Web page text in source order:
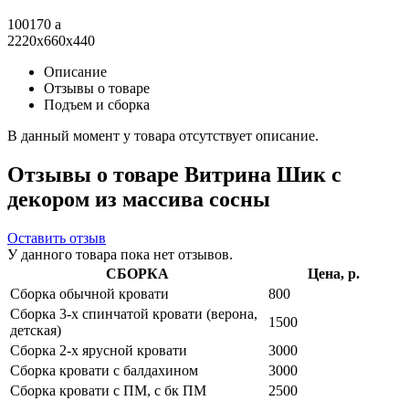
100170 a
2220x660x440
Описание
Отзывы о товаре
Подъем и сборка
В данный момент у товара отсутствует описание.
Отзывы о товаре Витрина Шик с
декором из массива сосны
Оставить отзыв
У данного товара пока нет отзывов.
СБОРКА
Цена, р.
Сборка обычной кровати
800
Сборка 3-х спинчатой кровати (верона,
детская)
1500
Сборка 2-х ярусной кровати
3000
Сборка кровати с балдахином
3000
Сборка кровати с ПМ, с бк ПМ
2500